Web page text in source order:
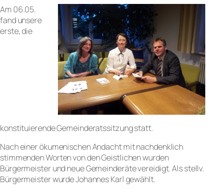
Am 06.05.
fand unsere
erste, die
konstituierende Gemeinderatssitzung statt.
Nach einer ökumenischen Andacht mit nachdenklich
stimmenden Worten von den Geistlichen wurden
Bürgermeister und neue Gemeinderäte vereidigt. Als stellv.
Bürgermeister wurde Johannes Karl gewählt.